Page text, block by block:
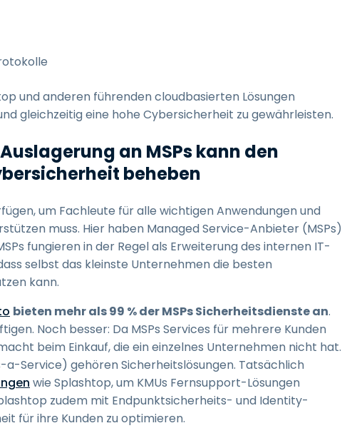
und anderen führenden cloudbasierten Lösungen
gleichzeitig eine hohe Cybersicherheit zu gewährleisten.
an MSPs kann den
beheben
um Fachleute für alle wichtigen Anwendungen und
muss. Hier haben Managed Service-Anbieter (MSPs)
fungieren in der Regel als Erweiterung des internen IT-
selbst das kleinste Unternehmen die besten
kann.
bieten mehr als 99 % der MSPs Sicherheitsdienste an.
Noch besser: Da MSPs Services für mehrere Kunden
beim Einkauf, die ein einzelnes Unternehmen nicht hat.
Service) gehören Sicherheitslösungen. Tatsächlich
wie Splashtop, um KMUs Fernsupport-Lösungen
zudem mit Endpunktsicherheits- und Identity-
für ihre Kunden zu optimieren.